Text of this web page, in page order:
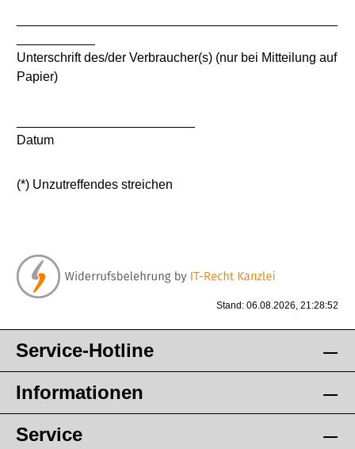
Unterschrift des/der Verbraucher(s) (nur bei Mitteilung auf
Papier)
Datum
(*) Unzutreffendes streichen
Stand: 06.08.2026, 21:28:52
Service-Hotline
Informationen
Service